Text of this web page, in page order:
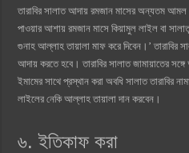
তারাবির সালাত আদায় রমজান মাসের অন্যতম
পাওয়ার আশায় রমজান মাসে কিয়ামুল লাইল বা
গুনাহ আল্লাহ তায়ালা মাফ করে দিবেন।’ তারাবির
আদায় করতে হবে। তারাবির সালাত জামায়াতের
ইমামের সাথে প্রস্থান করা অবধি সালাত তারাবির
লাইলের নেকি আল্লাহ তায়ালা দান করবেন।
৬. ইতিকাফ করা